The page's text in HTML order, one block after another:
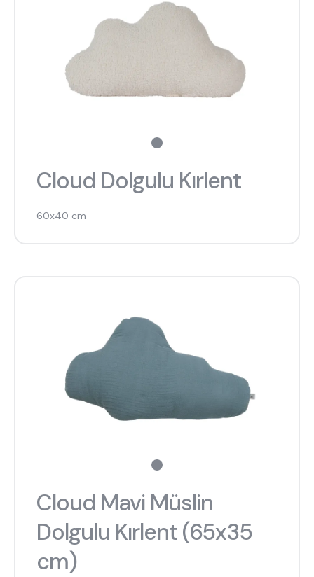
Cloud Dolgulu Kırlent
60x40 cm
Cloud Mavi Müslin
Dolgulu Kırlent (65x35
cm)